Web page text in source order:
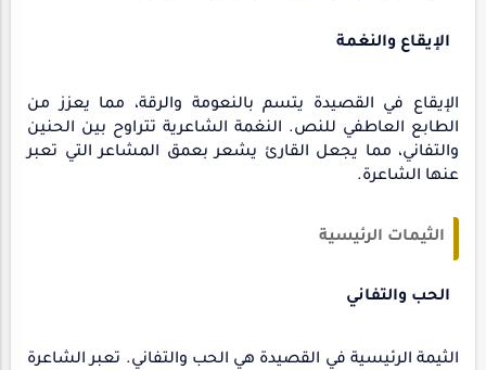
الإيقاع والنغمة
الإيقاع في القصيدة يتسم بالنعومة والرقة، مما يعزز من
الطابع العاطفي للنص. النغمة الشاعرية تتراوح بين الحنين
والتفاني، مما يجعل القارئ يشعر بعمق المشاعر التي تعبر
عنها الشاعرة.
الثيمات الرئيسية
الحب والتفاني
الثيمة الرئيسية في القصيدة هي الحب والتفاني. تعبر الشاعرة